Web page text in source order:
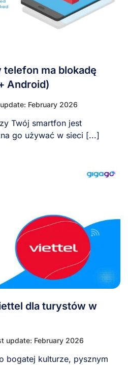
ma blokadę
Android)
February 2026
Twój smartfon jest
go używać w sieci [...]
dla turystów w
update: February 2026
bogatej kulturze, pysznym